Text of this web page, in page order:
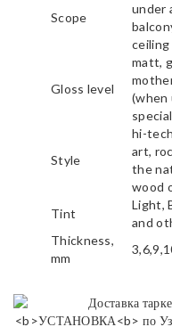
Scope
under
ceiling
Gloss level
matt,
(when
Style
hi-
art,
the
wood
Tint
Light,
and
Thickness,
mm